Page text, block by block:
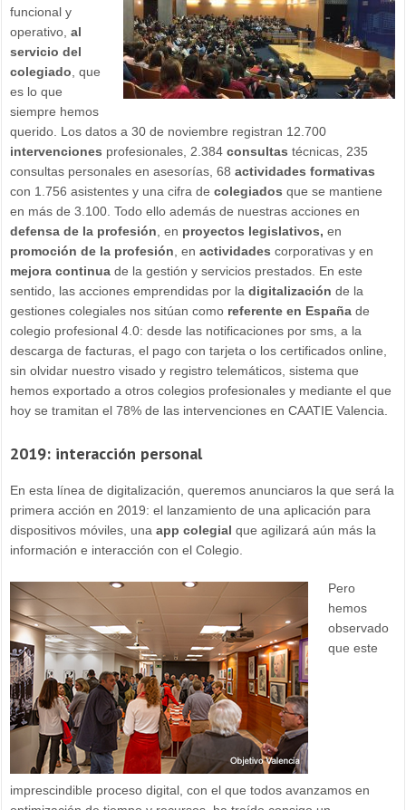
funcional y
operativo,al
servicio del
colegiado , que
es lo que
siempre hemos
querido. Los datos a 30 de noviembre registran 12.700
intervenciones profesionales, 2.384consultas técnicas, 235
consultas personales en asesorías, 68actividades formativas
con 1.756 asistentes y una cifra decolegiados que se mantiene
en más de 3.100. Todo ello además de nuestras acciones en
defensa de la profesión , en proyectos legislativos, en
promoción de la profesión , enactividades corporativas y en
mejora continua de la gestión y servicios prestados. En este
sentido, las acciones emprendidas por ladigitalización de la
gestiones colegiales nos sitúan como referente en España de
colegio profesional 4.0: desde las notificaciones por sms, a la
descarga de facturas, el pago con tarjeta o los certificados online,
sin olvidar nuestro visado y registro telemáticos, sistema que
hemos exportado a otros colegios profesionales y mediante el que
hoy se tramitan el 78% de las intervenciones en CAATIE Valencia.
2019: interacción personal
En esta línea de digitalización, queremos anunciaros la que será la
primera acción en 2019: el lanzamiento de una aplicación para
dispositivos móviles, unaapp colegial que agilizará aún más la
información e interacción con el Colegio.
Pero
hemos
observado
que este
imprescindible proceso digital, con el que todos avanzamos en